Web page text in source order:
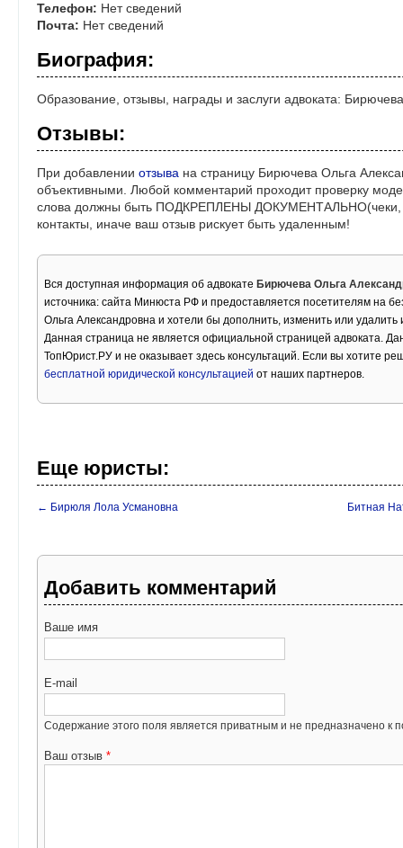
Телефон: Нет сведений
Почта: Нет сведений
Биография:
Образование, отзывы, награды и заслуги адвоката:
Отзывы:
При добавлении отзыва на страницу Бирючева Ольга
объективными. Любой комментарий проходит проверку
слова должны быть ПОДКРЕПЛЕНЫ ДОКУМЕНТАЛЬНО(чеки,
контакты, иначе ваш отзыв рискует быть удаленным!
Вся доступная информация об адвокате Бирючева Ольга
источника: сайта Минюста РФ и предоставляется посетителям на
Ольга Александровна и хотели бы дополнить, изменить или
Данная страница не является официальной страницей адвоката.
ТопЮрист.РУ и не оказывает здесь консультаций. Если вы хотите
бесплатной юридической консультацией от наших партнеров.
Еще юристы:
← Бирюля Лола Усмановна Битная
Добавить комментарий
Ваше имя
E-mail
Содержание этого поля является приватным и не предназначено к
Ваш отзыв *